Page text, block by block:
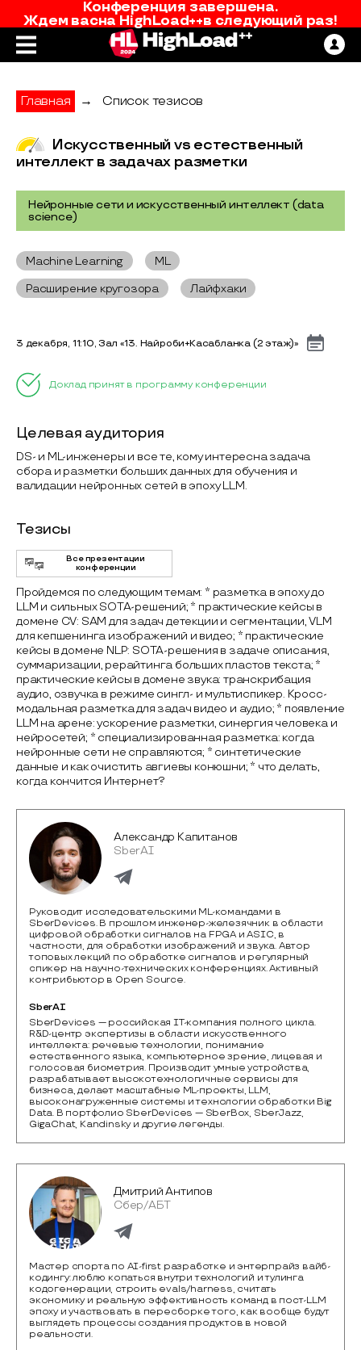
Конференция завершена.
Ждем васна HighLoad++в следующий раз!
Главная → Список тезисов
Искусственный vs естественный
интеллект в задачах разметки
Нейронные сети и искусственный интеллект (data
science)
Machine Learning
ML
Расширение кругозора
Лайфхаки
3 декабря, 11:10, Зал «13. Найроби+Касабланка (2 этаж)»
Доклад принят в программу конференции
Целевая аудитория
DS- и ML-инженеры и все те, кому интересна задача
сбора и разметки больших данных для обучения и
валидации нейронных сетей в эпоху LLM.
Тезисы
Все презентации
конференции
Пройдемся по следующим темам: * разметка в эпоху до
LLM и сильных SOTA-решений; * практические кейсы в
домене CV: SAM для задач детекции и сегментации, VLM
для кепшенинга изображений и видео; * практические
кейсы в домене NLP: SOTA-решения в задаче описания,
суммаризации, рерайтинга больших пластов текста; *
практические кейсы в домене звука: транскрибация
аудио, озвучка в режиме сингл- и мультиспикер. Кросс-
модальная разметка для задач видео и аудио; * появление
LLM на арене: ускорение разметки, синергия человека и
нейросетей; * специализированная разметка: когда
нейронные сети не справляются; * синтетические
данные и как очистить авгиевы конюшни; * что делать,
когда кончится Интернет?
Александр Капитанов
SberAI
Руководит исследовательскими ML-командами в
SberDevices. В прошлом инженер-железячник в области
цифровой обработки сигналов на FPGA и ASIC, в
частности, для обработки изображений и звука. Автор
топовых лекций по обработке сигналов и регулярный
спикер на научно-технических конференциях. Активный
контрибьютор в Open Source.
SberAI
SberDevices — российская IT-компания полного цикла.
R&D-центр экспертизы в области искусственного
интеллекта: речевые технологии, понимание
естественного языка, компьютерное зрение, лицевая и
голосовая биометрия. Производит умные устройства,
разрабатывает высокотехнологичные сервисы для
бизнеса, делает масштабные ML-проекты, LLM,
высоконагруженные системы и технологии обработки Big
Data. В портфолио SberDevices — SberBox, SberJazz,
GigaChat, Kandinsky и другие легенды.
Дмитрий Антипов
Сбер/АБТ
Мастер спорта по AI-first разработке и энтерпрайз вайб-
кодингу: люблю копаться внутри технологий и тулинга
кодогенерации, строить evals/harness, считать
экономику и реальную эффективность команд в пост-LLM
эпоху и участвовать в пересборке того, как вообще будут
выглядеть процессы создания продуктов в новой
реальности.